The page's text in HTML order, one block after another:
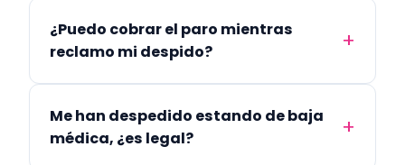
¿Puedo cobrar el paro mientras
reclamo mi despido?
Me han despedido estando de baja
médica, ¿es legal?